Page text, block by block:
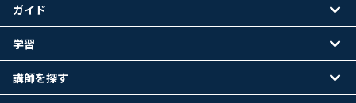
ガイド
学習
講師を探す